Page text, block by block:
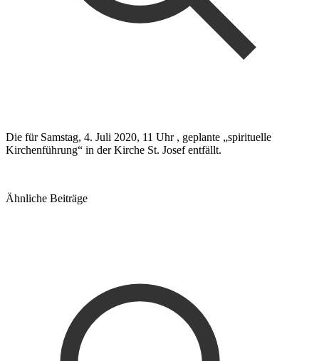
Die für Samstag, 4. Juli 2020, 11 Uhr , geplante „spirituelle
Kirchenführung“ in der Kirche St. Josef entfällt.
Ähnliche Beiträge